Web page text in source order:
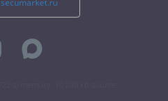
secumarket.ru